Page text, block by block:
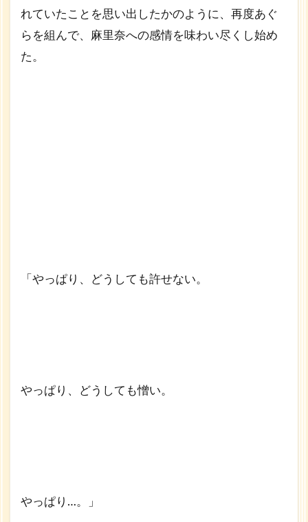
れていたことを思い出したかのように、再度あぐ
らを組んで、麻里奈への感情を味わい尽くし始め
た。
「やっぱり、どうしても許せない。
やっぱり、どうしても憎い。
やっぱり…。」